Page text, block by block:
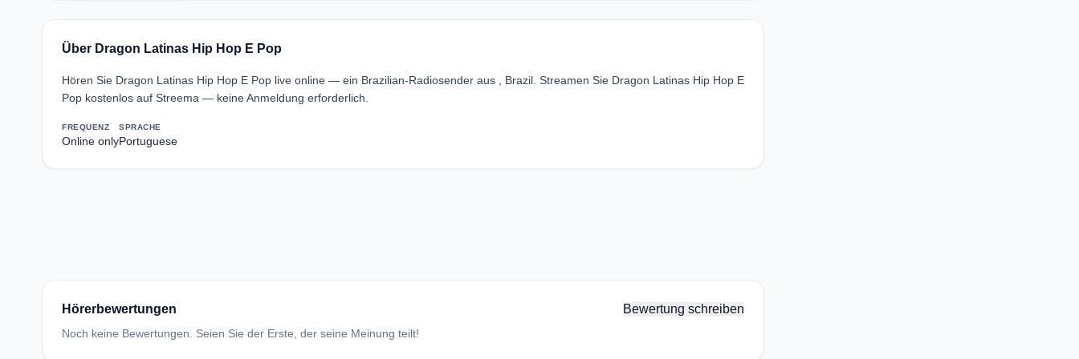
Über Dragon Latinas Hip Hop E Pop
Hören Sie Dragon Latinas Hip Hop E Pop live online — ein Brazilian-Radiosender aus , Brazil. Streamen Sie Dragon Latinas Hip Hop E
Pop kostenlos auf Streema — keine Anmeldung erforderlich.
FREQUENZ
Online only
SPRACHE
Portuguese
Hörerbewertungen Bewertung schreiben
Noch keine Bewertungen. Seien Sie der Erste, der seine Meinung teilt!